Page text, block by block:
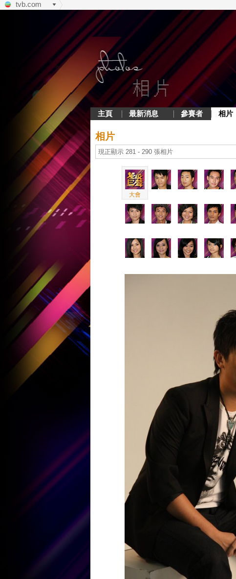
tvb.com
主頁 最新消息 參賽者 相片
相片
現正顯示 281 - 290 張相片
大會